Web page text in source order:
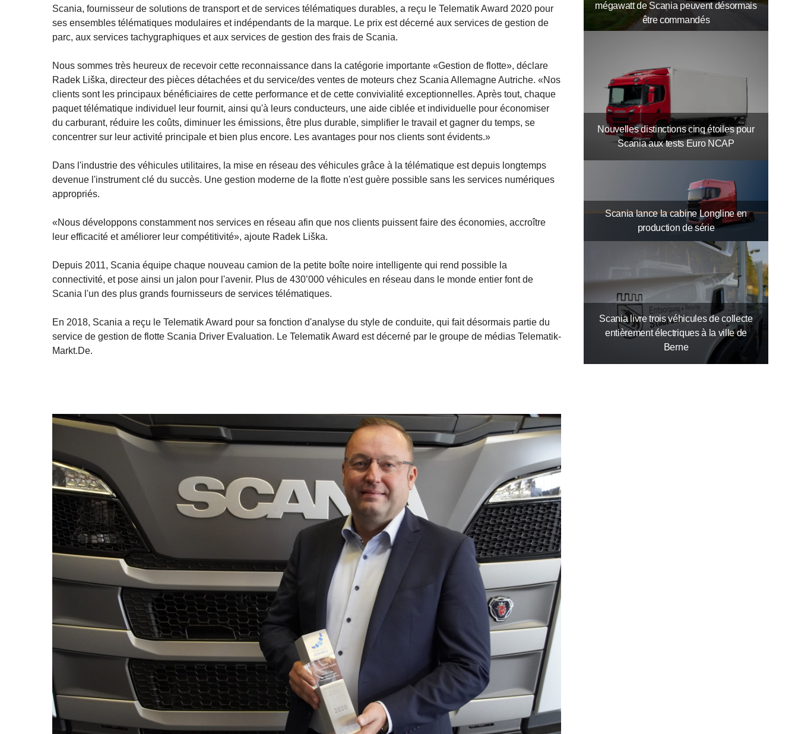
Scania, fournisseur de solutions de transport et de services télématiques durables, a reçu le Telematik Award 2020 pour
ses ensembles télématiques modulaires et indépendants de la marque. Le prix est décerné aux services de gestion de
parc, aux services tachygraphiques et aux services de gestion des frais de Scania.
Nous sommes très heureux de recevoir cette reconnaissance dans la catégorie importante «Gestion de flotte», déclare
Radek Liška, directeur des pièces détachées et du service/des ventes de moteurs chez Scania Allemagne Autriche. «Nos
clients sont les principaux bénéficiaires de cette performance et de cette convivialité exceptionnelles. Après tout, chaque
paquet télématique individuel leur fournit, ainsi qu'à leurs conducteurs, une aide ciblée et individuelle pour économiser
du carburant, réduire les coûts, diminuer les émissions, être plus durable, simplifier le travail et gagner du temps, se
concentrer sur leur activité principale et bien plus encore. Les avantages pour nos clients sont évidents.»
Dans l'industrie des véhicules utilitaires, la mise en réseau des véhicules grâce à la télématique est depuis longtemps
devenue l'instrument clé du succès. Une gestion moderne de la flotte n'est guère possible sans les services numériques
appropriés.
«Nous développons constamment nos services en réseau afin que nos clients puissent faire des économies, accroître
leur efficacité et améliorer leur compétitivité», ajoute Radek Liška.
Depuis 2011, Scania équipe chaque nouveau camion de la petite boîte noire intelligente qui rend possible la
connectivité, et pose ainsi un jalon pour l'avenir. Plus de 430’000 véhicules en réseau dans le monde entier font de
Scania l'un des plus grands fournisseurs de services télématiques.
En 2018, Scania a reçu le Telematik Award pour sa fonction d'analyse du style de conduite, qui fait désormais partie du
service de gestion de flotte Scania Driver Evaluation. Le Telematik Award est décerné par le groupe de médias Telematik-
Markt.De.
mégawatt de Scania peuvent désormais
être commandés
Nouvelles distinctions cinq étoiles pour
Scania aux tests Euro NCAP
Scania lance la cabine Longline en
production de série
Scania livre trois véhicules de collecte
entièrement électriques à la ville de
Berne